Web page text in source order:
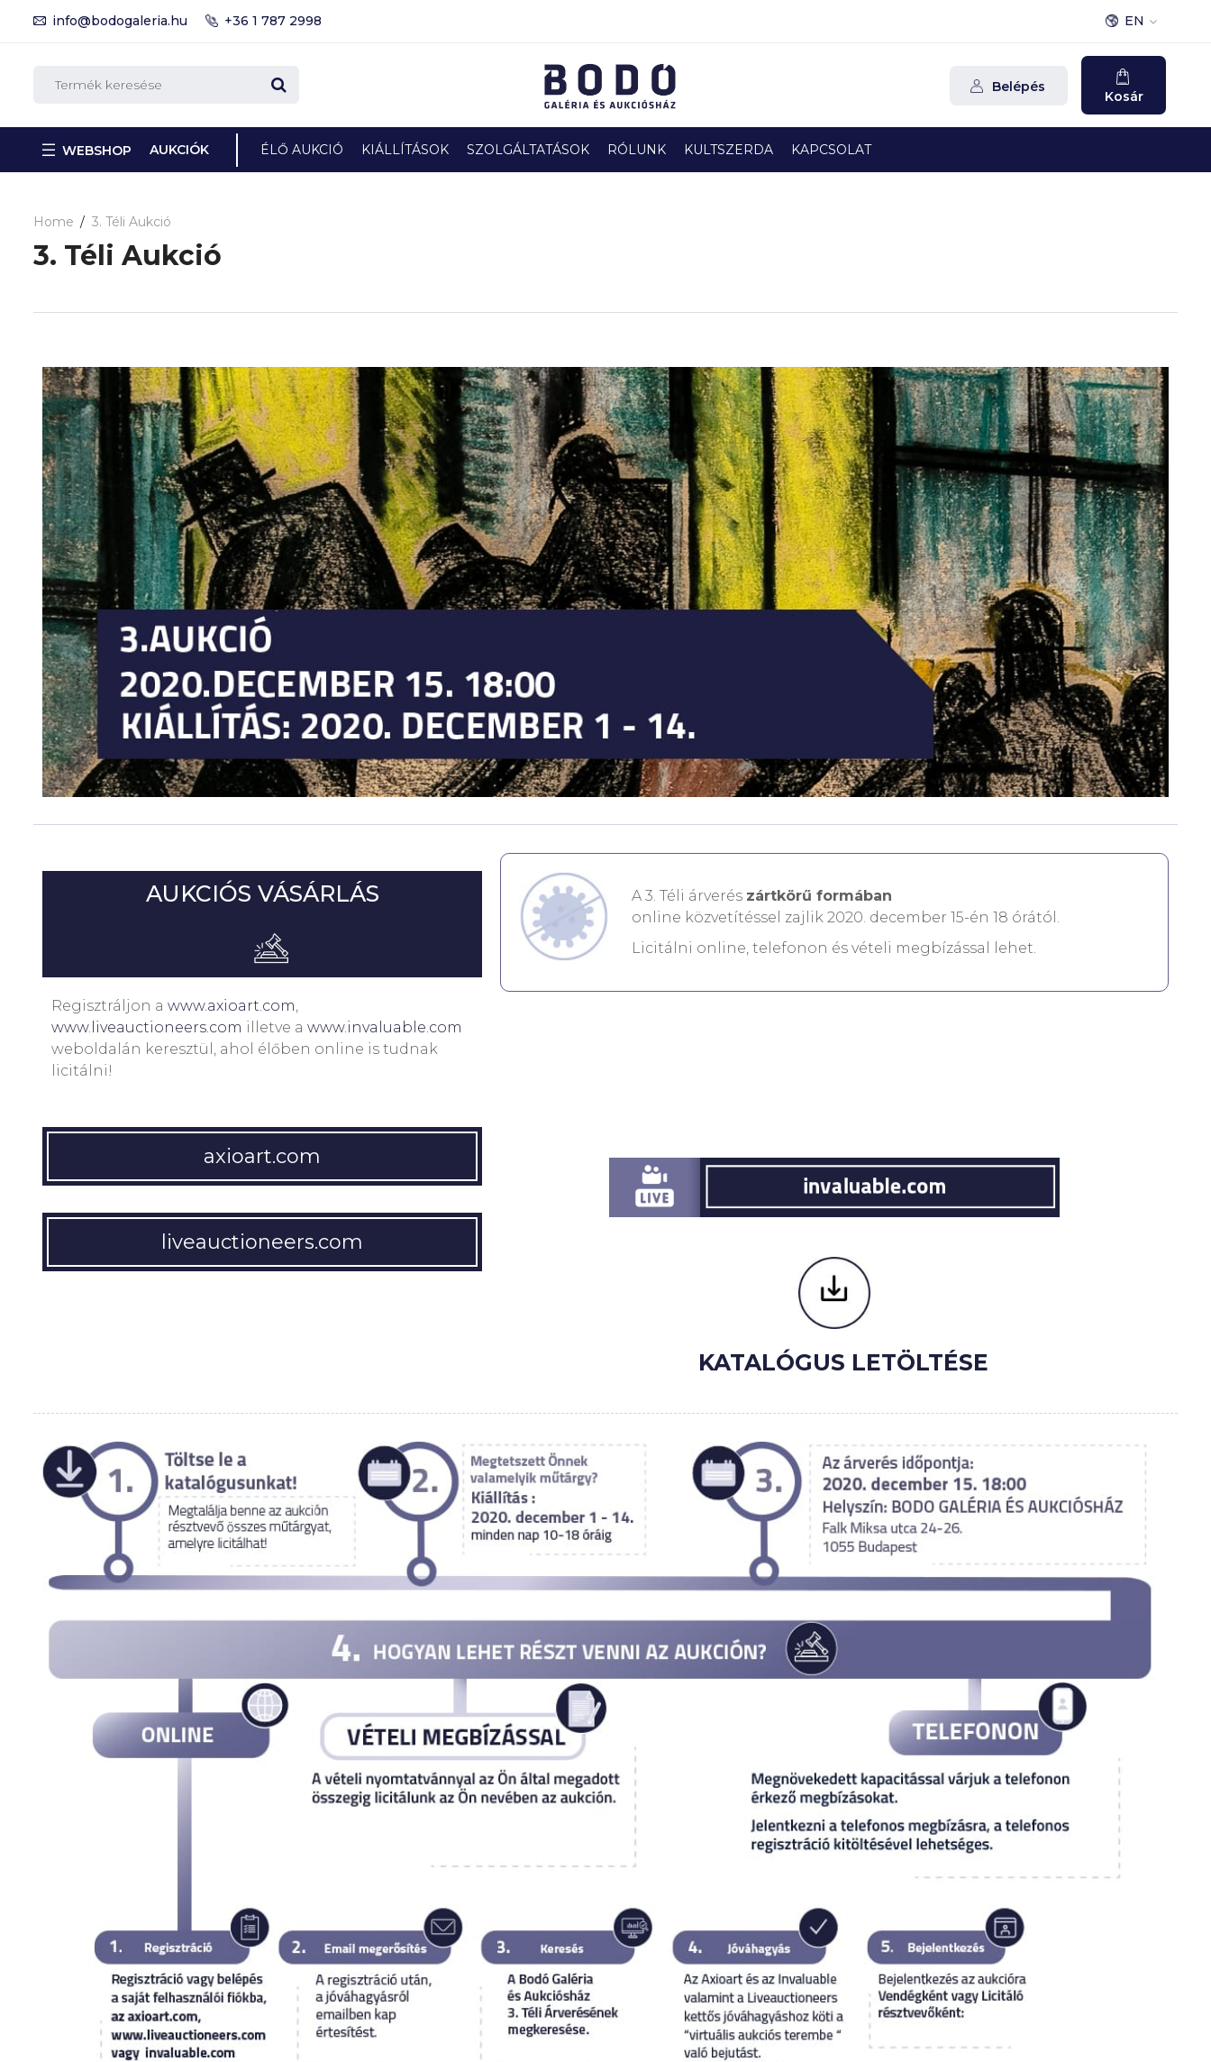
EN
+36 1 787 2998
info@bodogaleria.hu
Belépés
Kosár
WEBSHOP AUKCIÓK ÉLŐ AUKCIÓ KIÁLLÍTÁSOK SZOLGÁLTATÁSOK RÓLUNK KULTSZERDA KAPCSOLAT
Home 3. Téli Aukció
3. Téli Aukció
AUKCIÓS VÁSÁRLÁS
Regisztráljon a www.axioart.com,
www.liveauctioneers.com illetve a www.invaluable.com
weboldalán keresztül, ahol élőben online is tudnak
licitálni!
A 3. Téli árverés zártkörű formában
online közvetítéssel zajlik 2020. december 15-én 18 órától.
Licitálni online, telefonon és vételi megbízással lehet.
axioart.com
liveauctioneers.com
KATALÓGUS LETÖLTÉSE